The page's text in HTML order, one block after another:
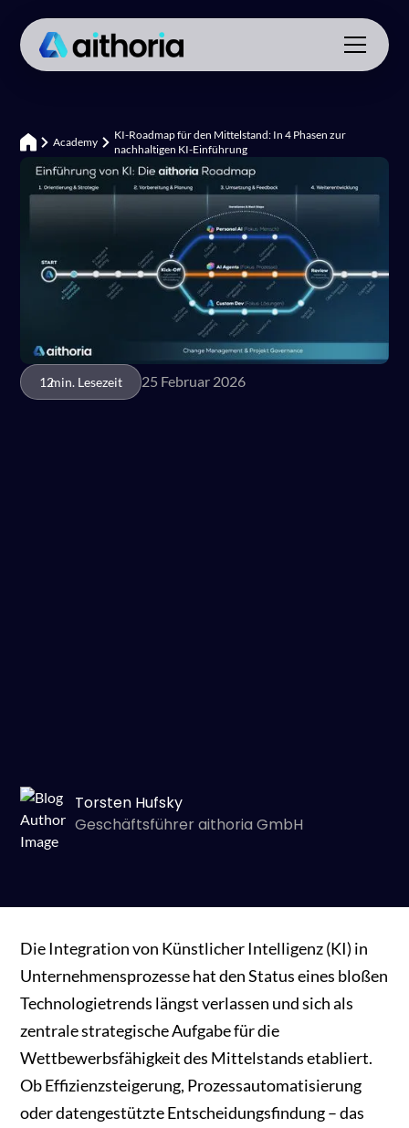
Academy
KI-Roadmap für den Mittelstand: In 4 Phasen zur
nachhaltigen KI-Einführung
12min. Lesezeit 25 Februar 2026
Torsten Hufsky
Geschäftsführer aithoria GmbH
Die Integration von Künstlicher Intelligenz (KI) in
Unternehmensprozesse hat den Status eines bloßen
Technologietrends längst verlassen und sich als
zentrale strategische Aufgabe für die
Wettbewerbsfähigkeit des Mittelstands etabliert.
Ob Effizienzsteigerung, Prozessautomatisierung
oder datengestützte Entscheidungsfindung – das